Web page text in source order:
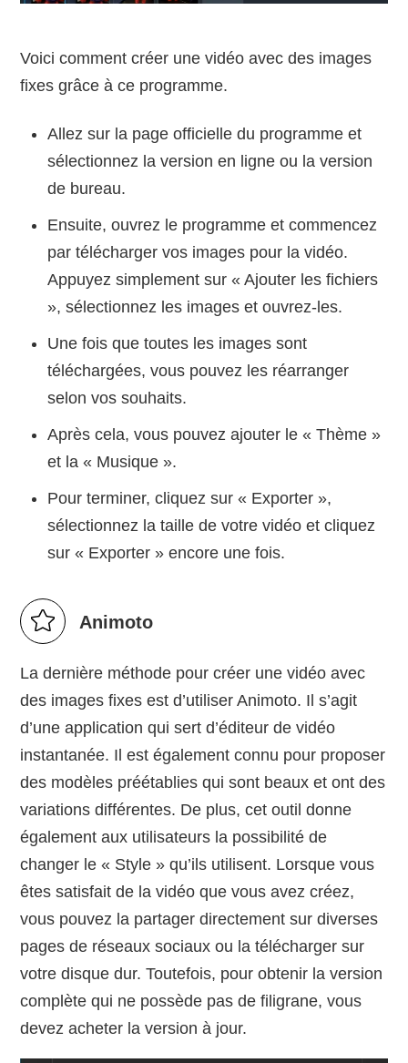
Voici comment créer une vidéo avec des images
fixes grâce à ce programme.
Allez sur la page officielle du programme et
sélectionnez la version en ligne ou la version
de bureau.
Ensuite, ouvrez le programme et commencez
par télécharger vos images pour la vidéo.
Appuyez simplement sur « Ajouter les fichiers
», sélectionnez les images et ouvrez-les.
Une fois que toutes les images sont
téléchargées, vous pouvez les réarranger
selon vos souhaits.
Après cela, vous pouvez ajouter le « Thème »
et la « Musique ».
Pour terminer, cliquez sur « Exporter »,
sélectionnez la taille de votre vidéo et cliquez
sur « Exporter » encore une fois.
Animoto
La dernière méthode pour créer une vidéo avec
des images fixes est d’utiliser Animoto. Il s’agit
d’une application qui sert d’éditeur de vidéo
instantanée. Il est également connu pour proposer
des modèles préétablies qui sont beaux et ont des
variations différentes. De plus, cet outil donne
également aux utilisateurs la possibilité de
changer le « Style » qu’ils utilisent. Lorsque vous
êtes satisfait de la vidéo que vous avez créez,
vous pouvez la partager directement sur diverses
pages de réseaux sociaux ou la télécharger sur
votre disque dur. Toutefois, pour obtenir la version
complète qui ne possède pas de filigrane, vous
devez acheter la version à jour.